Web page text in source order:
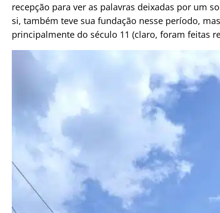
recepção para ver as palavras deixadas por um
si, também teve sua fundação nesse período,
principalmente do século 11 (claro, foram feitas